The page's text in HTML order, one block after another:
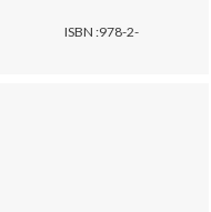
ISBN :978-2-